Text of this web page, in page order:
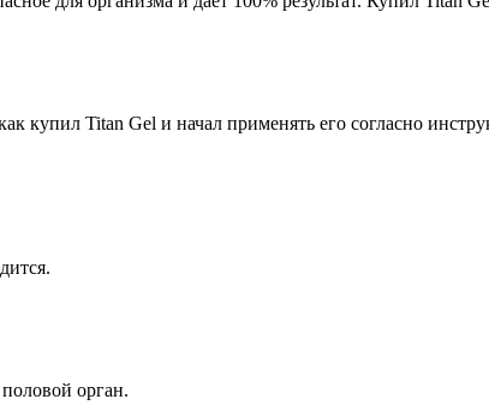
купил Titan Gel и начал применять его согласно
орган.